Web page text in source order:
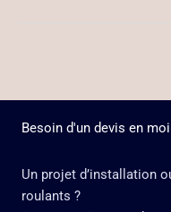
Besoin d'un devis en
Un projet d’installation
roulants ?